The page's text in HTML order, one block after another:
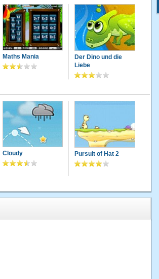
Maths Mania
Der Dino und die
Liebe
Cloudy Pursuit of Hat 2